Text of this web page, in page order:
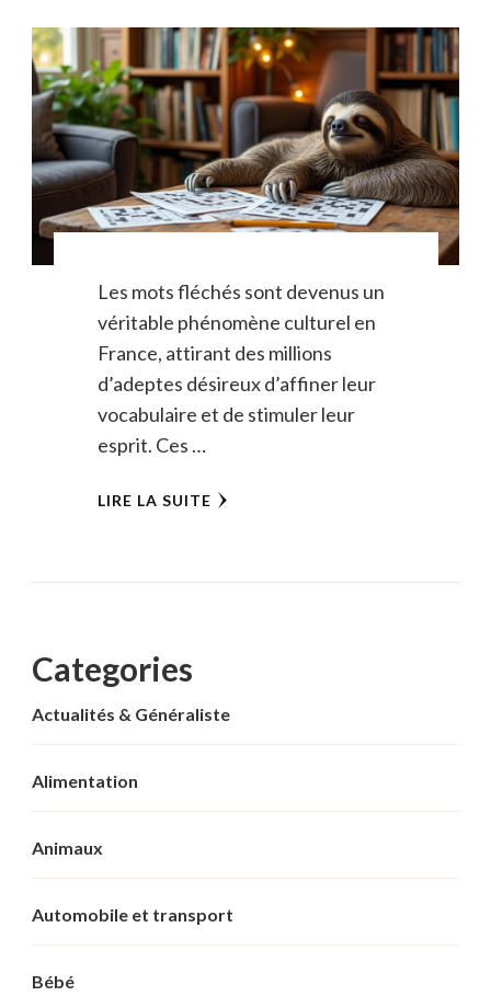
Les mots fléchés sont devenus un
véritable phénomène culturel en
France, attirant des millions
d’adeptes désireux d’affiner leur
vocabulaire et de stimuler leur
esprit. Ces …
LIRE LA SUITE
Categories
Actualités & Généraliste
Alimentation
Animaux
Automobile et transport
Bébé